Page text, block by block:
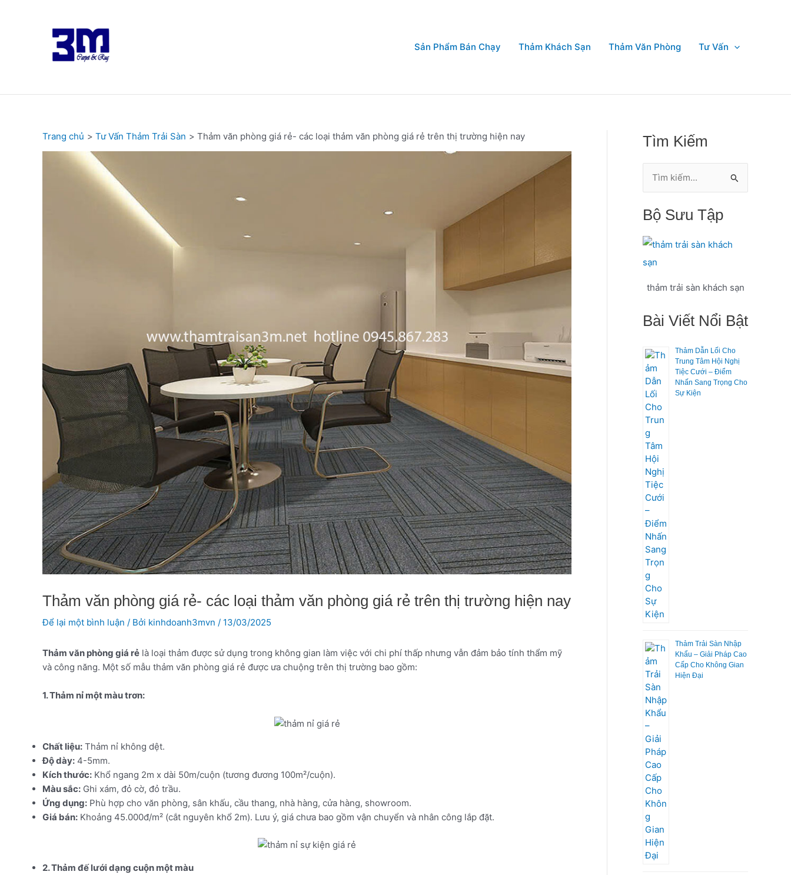
Sản Phẩm Bán Chạy Thảm Khách Sạn Thảm Văn Phòng Tư Vấn
Trang chủ Tư Vấn Thảm Trải Sàn Thảm văn phòng giá rẻ- các loại thảm văn phòng giá rẻ trên thị trường hiện nay
Thảm văn phòng giá rẻ- các loại thảm văn phòng giá rẻ trên thị trường hiện nay
Để lại một bình luận / Bởi kinhdoanh3mvn / 13/03/2025
Thảm văn phòng giá rẻ là loại thảm được sử dụng trong không gian làm việc với chi phí thấp nhưng vẫn đảm bảo tính thẩm mỹ
và công năng. Một số mẫu thảm văn phòng giá rẻ được ưa chuộng trên thị trường bao gồm:
1. Thảm nỉ một màu trơn:
Chất liệu: Thảm nỉ không dệt.
Độ dày: 4-5mm.
Kích thước: Khổ ngang 2m x dài 50m/cuộn (tương đương 100m²/cuộn).
Màu sắc: Ghi xám, đỏ cờ, đỏ trầu.
Ứng dụng: Phù hợp cho văn phòng, sân khấu, cầu thang, nhà hàng, cửa hàng, showroom.
Giá bán: Khoảng 45.000đ/m² (cắt nguyên khổ 2m). Lưu ý, giá chưa bao gồm vận chuyển và nhân công lắp đặt.
2. Thảm đế lưới dạng cuộn một màu
Tìm Kiếm
m
ế
m
Bộ Sưu Tập
thảm trải sàn khách sạn
Bài Viết Nổi Bật
Thảm Dẫn Lối Cho
Trung Tâm Hội Nghị
Tiệc Cưới – Điểm
Nhấn Sang Trọng Cho
Sự Kiện
Thảm Trải Sàn Nhập
Khẩu – Giải Pháp Cao
Cấp Cho Không Gian
Hiện Đại